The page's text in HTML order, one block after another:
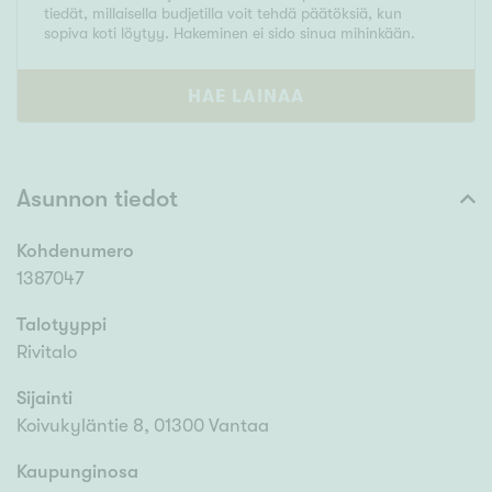
tiedät, millaisella budjetilla voit tehdä päätöksiä, kun
sopiva koti löytyy. Hakeminen ei sido sinua mihinkään.
HAE LAINAA
Asunnon tiedot
Kohdenumero
1387047
Talotyyppi
Rivitalo
Sijainti
Koivukyläntie 8, 01300 Vantaa
Kaupunginosa